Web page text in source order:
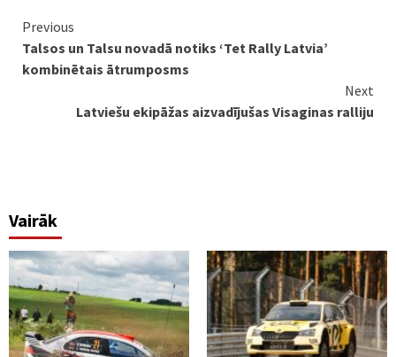
Continue
Reading
Previous
Talsos un Talsu novadā notiks ‘Tet Rally Latvia’
kombinētais ātrumposms
Next
Latviešu ekipāžas aizvadījušas Visaginas ralliju
Vairāk